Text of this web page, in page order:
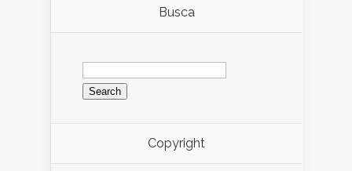
Busca
Search
for:
Copyright